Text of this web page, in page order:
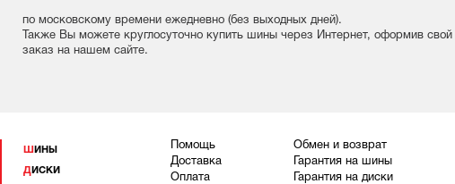
по московскому времени ежедневно (без выходных дней).
Также Вы можете круглосуточно купить шины через Интернет, оформив свой
заказ на нашем сайте.
ШИНЫ
ДИСКИ
Помощь
Доставка
Оплата
Обмен и возврат
Гарантия на шины
Гарантия на диски